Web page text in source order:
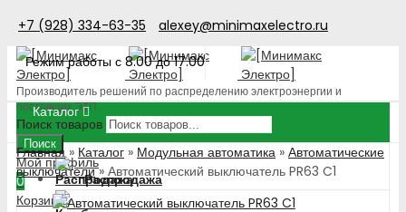
+7 (928) 334-63-35
alexey@minimaxelectro.ru
Режим работы с 8.00 до 17.00
Производитель решений по распределению электроэнергии и
поставщик ЭТП
Поиск товаров
Поиск
Мой профиль
0
Корзина
Каталог
Распродажа
Главная» Каталог » Модульная автоматика » Автоматические
выключатели» Автоматический выключатель PR63 C1